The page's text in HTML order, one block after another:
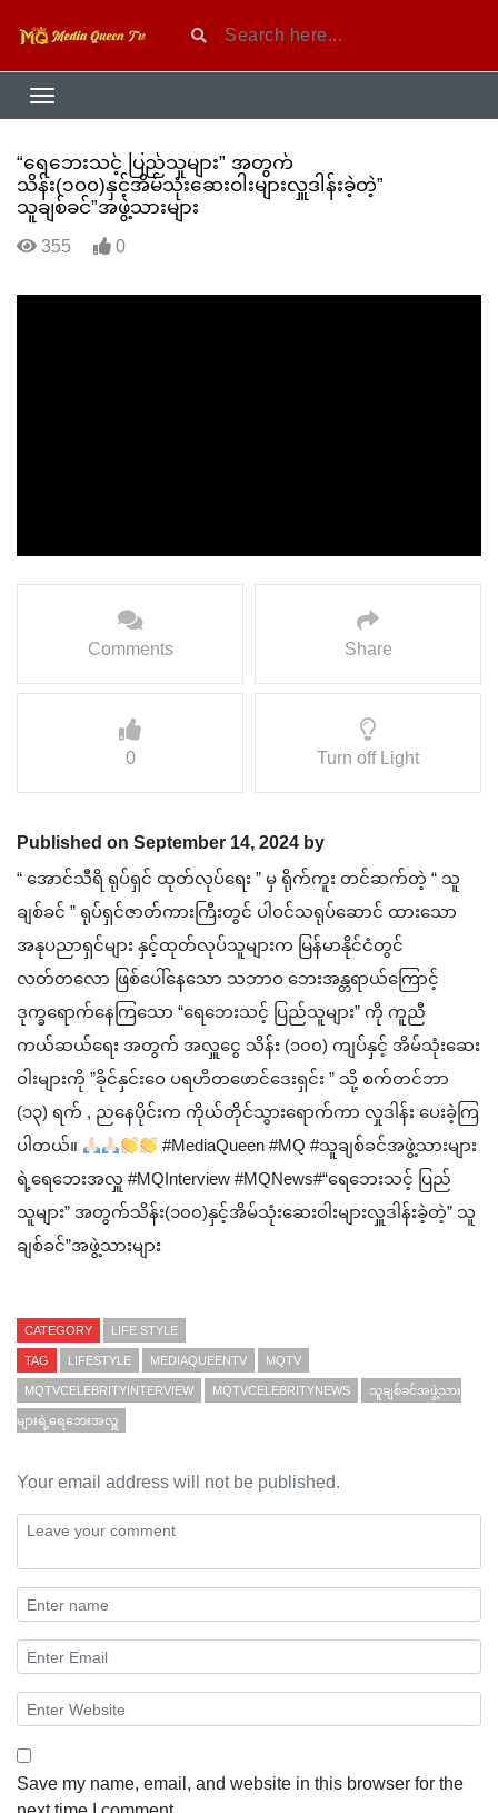
“ရေဘေးသင့် ပြည်သူများ” အတွက်
သိန်း(၁၀၀)နှင့်အိမ်သုံးဆေးဝါးများလှူဒါန်းခဲ့တဲ့”
သူချစ်ခင်”အဖွဲ့သားများ
355 0
Comments Share
0 Turn off Light
Published on September 14, 2024 by
“ အောင်သီရိ ရုပ်ရှင် ထုတ်လုပ်ရေး ” မှ ရိုက်ကူး တင်ဆက်တဲ့ “ သူ
ချစ်ခင် ” ရုပ်ရှင်ဇာတ်ကားကြီးတွင် ပါဝင်သရုပ်ဆောင် ထားသော
အနုပညာရှင်များ နှင့်ထုတ်လုပ်သူများက မြန်မာနိုင်ငံတွင်
လတ်တလော ဖြစ်ပေါ်နေသော သဘာဝ ဘေးအန္တရာယ်ကြောင့်
ဒုက္ခရောက်‌နေကြသော “ရေဘေးသင့် ပြည်သူများ” ကို ကူညီ
ကယ်ဆယ်ရေး အတွက် အလှူငွေ သိန်း (၁၀၀) ကျပ်နှင့် အိမ်သုံးဆေး
ဝါးများကို ”ခိုင်နှင်းဝေ ပရဟိတဖောင်ဒေးရှင်း ” သို့ စက်တင်ဘာ
(၁၃) ရက် , ညနေပိုင်းက ကိုယ်တိုင်သွားရောက်ကာ လှုဒါန်း ပေးခဲ့ကြ
ပါတယ်။
#MediaQueen #MQ #သူချစ်ခင်အဖွဲ့သားများ
ရဲ့ရေဘေးအလှူ #MQInterview #MQNews#“ရေဘေးသင့် ပြည်
သူများ” အတွက်သိန်း(၁၀၀)နှင့်အိမ်သုံးဆေးဝါးများလှူဒါန်းခဲ့တဲ့” သူ
ချစ်ခင်”အဖွဲ့သားများ
CATEGORY LIFE STYLE
TAG LIFESTYLE MEDIAQUEENTV MQTV
MQTVCELEBRITYINTERVIEW MQTVCELEBRITYNEWS သူချစ်ခင်အဖွဲ့သား
များရဲ့ရေဘေးအလှူ
Your email address will not be published.
Save my name, email, and website in this browser for the